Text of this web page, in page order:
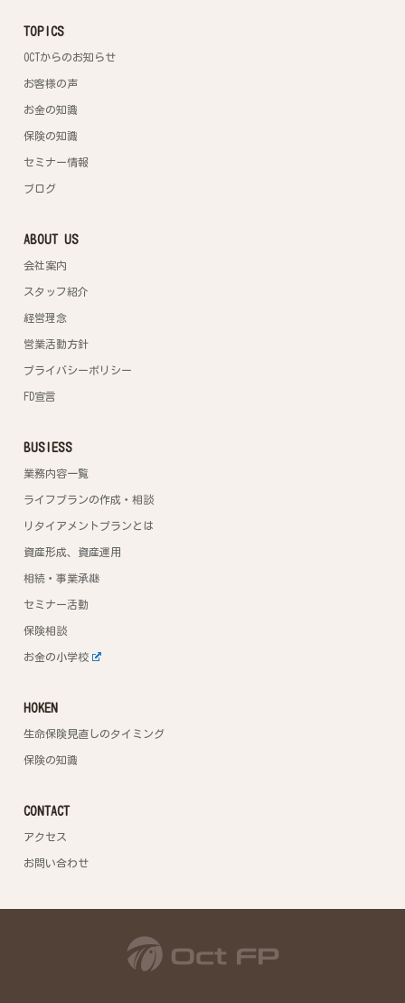
TOPICS
OCTからのお知らせ
お客様の声
お金の知識
保険の知識
セミナー情報
ブログ
ABOUT US
会社案内
スタッフ紹介
経営理念
営業活動方針
プライバシーポリシー
FD宣言
BUSIESS
業務内容一覧
ライフプランの作成・相談
リタイアメントプランとは
資産形成、資産運用
相続・事業承継
セミナー活動
保険相談
お金の小学校
HOKEN
生命保険見直しのタイミング
保険の知識
CONTACT
アクセス
お問い合わせ